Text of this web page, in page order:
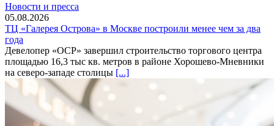
Новости и пресса
05.08.2026
ТЦ «Галерея Острова» в Москве построили менее чем за два
года
Девелопер «ОСР» завершил строительство торгового центра
площадью 16,3 тыс кв. метров в районе Хорошево-Мневники
на северо-западе столицы [...]